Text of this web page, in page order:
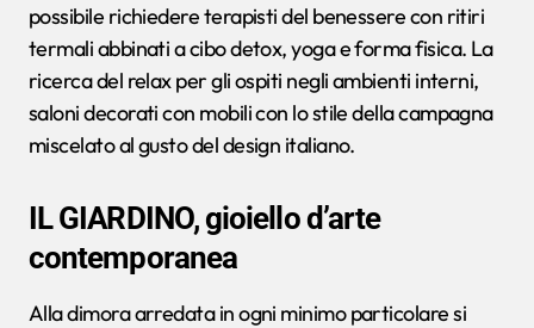
possibile richiedere terapisti del benessere con ritiri
termali abbinati a cibo detox, yoga e forma fisica. La
ricerca del relax per gli ospiti negli ambienti interni,
saloni decorati con mobili con lo stile della campagna
miscelato al gusto del design italiano.
IL GIARDINO, gioiello d’arte
contemporanea
Alla dimora arredata in ogni minimo particolare si